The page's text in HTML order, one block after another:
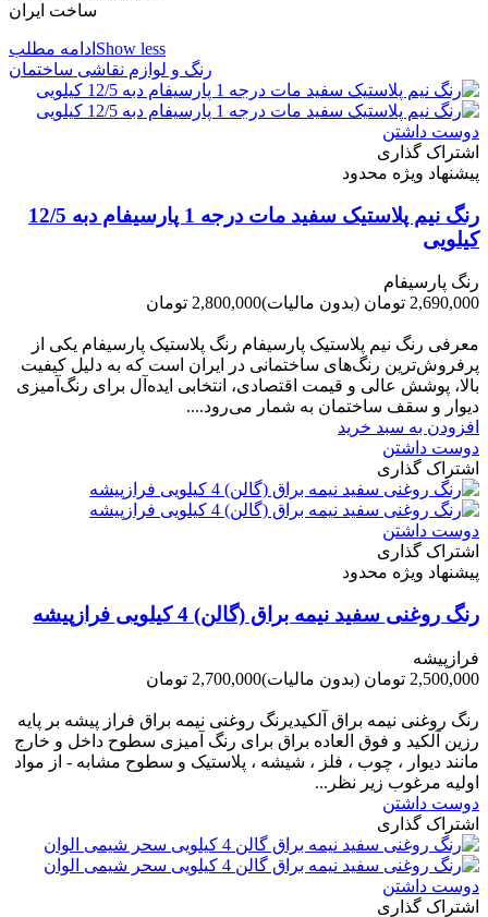
ساخت ایران
ادامه مطلب Show less
رنگ و لوازم نقاشی ساختمان
دوست داشتن
اشتراک گذاری
پیشنهاد ویژه محدود
رنگ نیم پلاستیک سفید مات درجه 1 پارسیفام دبه 12/5
کیلویی
رنگ پارسیفام
2,690,000 تومان
(بدون مالیات)2,800,000 تومان
معرفی رنگ نیم پلاستیک پارسیفام رنگ پلاستیک پارسیفام یکی از
پرفروش‌ترین رنگ‌های ساختمانی در ایران است که به دلیل کیفیت
بالا، پوشش عالی و قیمت اقتصادی، انتخابی ایده‌آل برای رنگ‌آمیزی
دیوار و سقف ساختمان به شمار می‌رود....
افزودن به سبد خرید
دوست داشتن
اشتراک گذاری
دوست داشتن
اشتراک گذاری
پیشنهاد ویژه محدود
رنگ روغنی سفید نیمه براق (گالن) 4 کیلویی فرازپیشه
فرازپیشه
2,500,000 تومان
(بدون مالیات)2,700,000 تومان
رنگ روغنی نیمه براق آلکیدیرنگ روغنی نیمه براق فراز پیشه بر پایه
رزین آلکید و فوق العاده براق برای رنگ آمیزی سطوح داخل و خارج
مانند دیوار ، چوب ، فلز ، شیشه ، پلاستیک و سطوح مشابه - از مواد
اولیه مرغوب زیر نظر...
دوست داشتن
اشتراک گذاری
دوست داشتن
اشتراک گذاری